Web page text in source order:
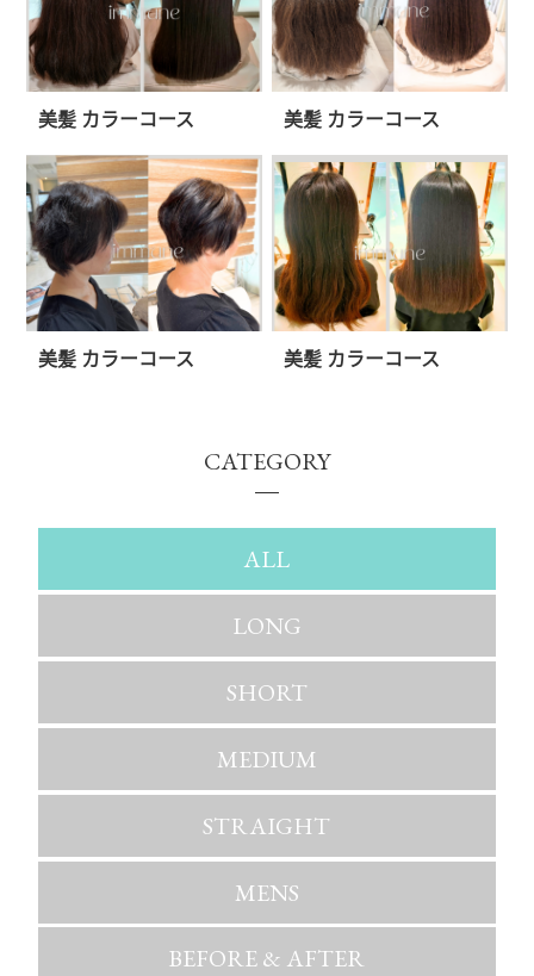
美髪 カラーコース 美髪 カラーコース
美髪 カラーコース 美髪 カラーコース
CATEGORY
ALL
LONG
SHORT
MEDIUM
STRAIGHT
MENS
BEFORE & AFTER